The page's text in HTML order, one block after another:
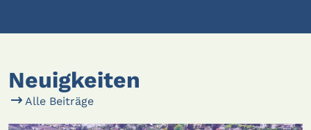
Neuigkeiten
Alle Beiträge